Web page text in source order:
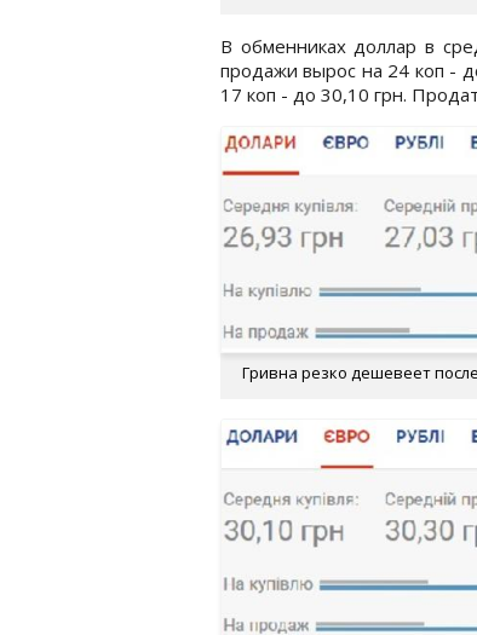
В обменниках доллар в
продажи вырос на 24 коп -
17 коп - до 30,10 грн.
Гривна резко дешевеет